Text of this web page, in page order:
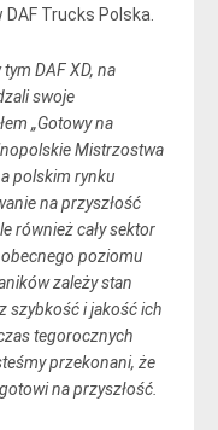
Trucks Polska.
DAF XD, na
swoje
„Gotowy na
Mistrzostwa
polskim rynku
na przyszłość
również cały sektor
poziomu
zależy stan
szybkość i jakość ich
tegorocznych
przekonani, że
na przyszłość.